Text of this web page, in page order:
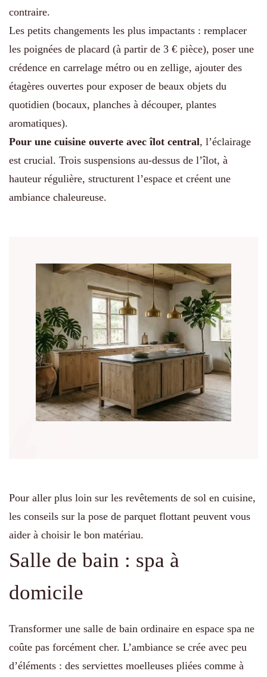
contraire.
Les petits changements les plus impactants : remplacer
les poignées de placard (à partir de 3 € pièce), poser une
crédence en carrelage métro ou en zellige, ajouter des
étagères ouvertes pour exposer de beaux objets du
quotidien (bocaux, planches à découper, plantes
aromatiques).
Pour une cuisine ouverte avec îlot central, l’éclairage
est crucial. Trois suspensions au-dessus de l’îlot, à
hauteur régulière, structurent l’espace et créent une
ambiance chaleureuse.
Pour aller plus loin sur les revêtements de sol en cuisine,
les conseils sur la pose de parquet flottant peuvent vous
aider à choisir le bon matériau.
Salle de bain : spa à
domicile
Transformer une salle de bain ordinaire en espace spa ne
coûte pas forcément cher. L’ambiance se crée avec peu
d’éléments : des serviettes moelleuses pliées comme à